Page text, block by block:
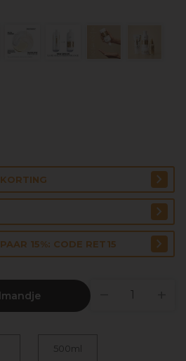
15%: CODE RET15
500ml